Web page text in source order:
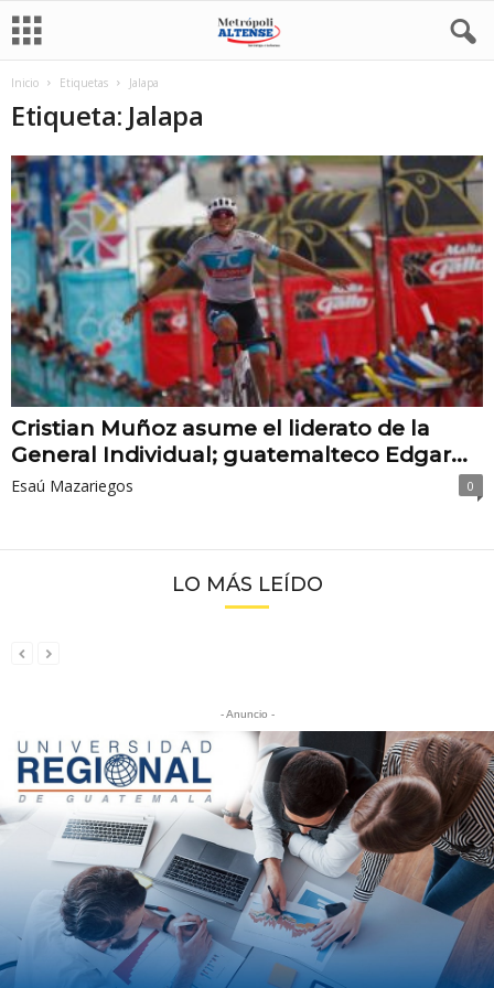
Inicio Etiquetas Jalapa
Etiqueta: Jalapa
Cristian Muñoz asume el liderato de la
General Individual; guatemalteco Edgar...
Esaú Mazariegos 0
LO MÁS LEÍDO
- Anuncio -